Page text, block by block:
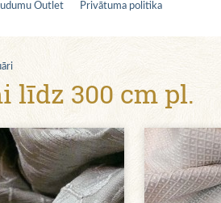
Outlet Privātuma politika
līdz 300 cm pl.